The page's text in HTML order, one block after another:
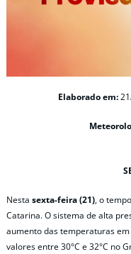
Elaborado em:
Nesta sexta-feira (21), o
Catarina. O sistema de alta
aumento das temperaturas
valores entre 30°C e 32°C no